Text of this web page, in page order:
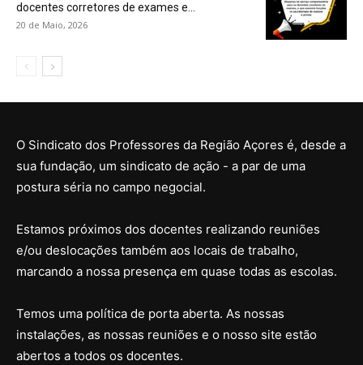
docentes corretores de exames e...
20 de Maio, 2026
O Sindicato dos Professores da Região Açores é, desde a
sua fundação, um sindicato de ação - a par de uma
postura séria no campo negocial.
Estamos próximos dos docentes realizando reuniões
e/ou deslocações também aos locais de trabalho,
marcando a nossa presença em quase todas as escolas.
Temos uma política de porta aberta. As nossas
instalações, as nossas reuniões e o nosso site estão
abertos a todos os docentes.